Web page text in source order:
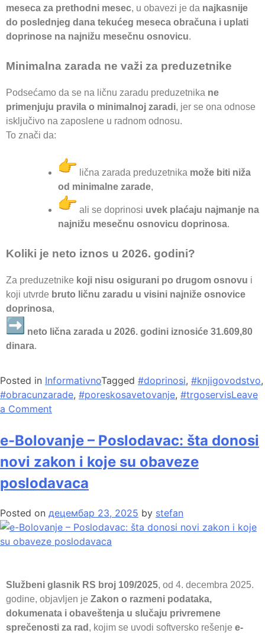
meseca za prethodni mesec, u obavezi je da najkasnije
do poslednjeg dana tekućeg meseca obračuna i uplati
doprinose na najnižu mesečnu osnovicu.
Minimalna zarada ne važi za preduzetnike
Podsećamo da se na ličnu zaradu preduzetnika ne
primenjuju pravila o minimalnoj zaradi, jer se ona odnose
isključivo na zaposlene u radnom odnosu.
To znači da:
lična zarada preduzetnika može biti niža
od minimalne zarade,
ali se doprinosi uvek plaćaju najmanje na
najnižu mesečnu osnovicu doprinosa.
Koliki je neto iznos u 2026. godini?
Za preduzetnike koji nisu osigurani po drugom osnovu i
koji utvrde bruto ličnu zaradu u visini najniže osnovice
doprinosa,
neto lična zarada u 2026. godini iznosiće 31.609,80
dinara.
Posted in InformativnoTagged #doprinosi, #knjigovodstvo,
#obracunzarade, #poreskosavetovanje, #trgoservisLeave
a Comment
e-Bolovanje – Poslodavac: šta donosi
novi zakon i koje su obaveze
poslodavaca
Posted on децембар 23, 2025 by stefan
Službeni glasnik RS broj 109/2025, od 4. decembra 2025.
godine, objavljen je Zakon o razmeni podataka,
dokumenata i obaveštenja u slučaju privremene
sprečenosti za rad , kojim se uvodi softversko rešenje e-